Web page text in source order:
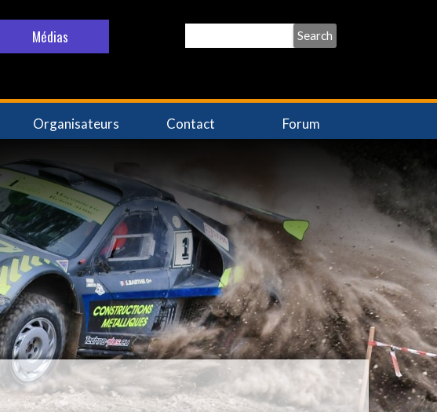
Médias
Organisateurs Contact Forum